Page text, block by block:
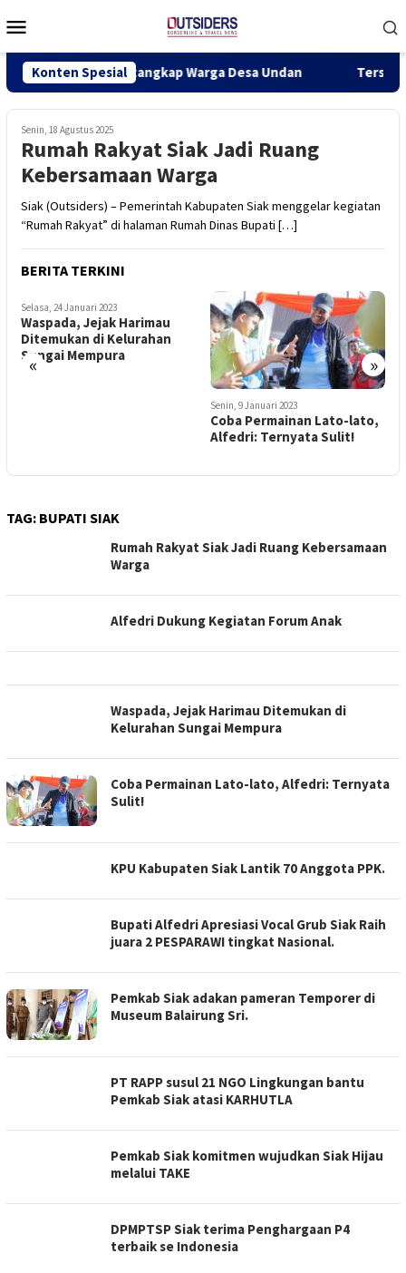
ke
Mobile
Konten Spesial
Akhirnya Ditangkap Warga Desa Undan Terseret
Senin, 18 Agustus 2025
Rumah Rakyat Siak Jadi Ruang
Kebersamaan Warga
Siak (Outsiders) – Pemerintah Kabupaten Siak menggelar kegiatan
“Rumah Rakyat” di halaman Rumah Dinas Bupati […]
BERITA TERKINI
« »
Selasa, 24 Januari 2023
Waspada, Jejak Harimau
Ditemukan di Kelurahan
Sungai Mempura
Senin, 9 Januari 2023
Coba Permainan Lato-lato,
Alfedri: Ternyata Sulit!
TAG: BUPATI SIAK
Rumah Rakyat Siak Jadi Ruang Kebersamaan
Warga
Alfedri Dukung Kegiatan Forum Anak
Waspada, Jejak Harimau Ditemukan di
Kelurahan Sungai Mempura
Coba Permainan Lato-lato, Alfedri: Ternyata
Sulit!
KPU Kabupaten Siak Lantik 70 Anggota PPK.
Bupati Alfedri Apresiasi Vocal Grub Siak Raih
juara 2 PESPARAWI tingkat Nasional.
Pemkab Siak adakan pameran Temporer di
Museum Balairung Sri.
PT RAPP susul 21 NGO Lingkungan bantu
Pemkab Siak atasi KARHUTLA
Pemkab Siak komitmen wujudkan Siak Hijau
melalui TAKE
DPMPTSP Siak terima Penghargaan P4
terbaik se Indonesia